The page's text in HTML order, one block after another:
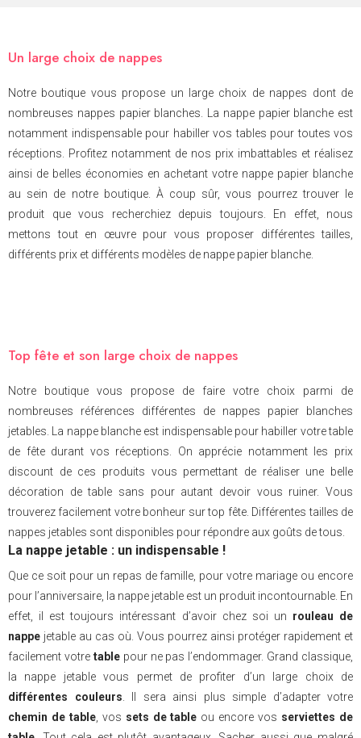
Un large choix de nappes
Notre boutique vous propose un large choix de nappes dont de
nombreuses nappes papier blanches. La nappe papier blanche est
notamment indispensable pour habiller vos tables pour toutes vos
réceptions. Profitez notamment de nos prix imbattables et réalisez
ainsi de belles économies en achetant votre nappe papier blanche
au sein de notre boutique. À coup sûr, vous pourrez trouver le
produit que vous recherchiez depuis toujours. En effet, nous
mettons tout en œuvre pour vous proposer différentes tailles,
différents prix et différents modèles de nappe papier blanche.
Top fête et son large choix de nappes
Notre boutique vous propose de faire votre choix parmi de
nombreuses références différentes de nappes papier blanches
jetables. La nappe blanche est indispensable pour habiller votre table
de fête durant vos réceptions. On apprécie notamment les prix
discount de ces produits vous permettant de réaliser une belle
décoration de table sans pour autant devoir vous ruiner. Vous
trouverez facilement votre bonheur sur top fête. Différentes tailles de
nappes jetables sont disponibles pour répondre aux goûts de tous.
La nappe jetable : un indispensable !
Que ce soit pour un repas de famille, pour votre mariage ou encore
pour l’anniversaire, la nappe jetable est un produit incontournable. En
effet, il est toujours intéressant d’avoir chez soi un rouleau de
nappe jetable au cas où. Vous pourrez ainsi protéger rapidement et
facilement votre tablepour ne pas l’endommager. Grand classique,
la nappe jetable vous permet de profiter d’un large choix de
différentes couleurs . Il sera ainsi plus simple d’adapter votre
chemin de table, vos sets de table ou encore vos serviettes de